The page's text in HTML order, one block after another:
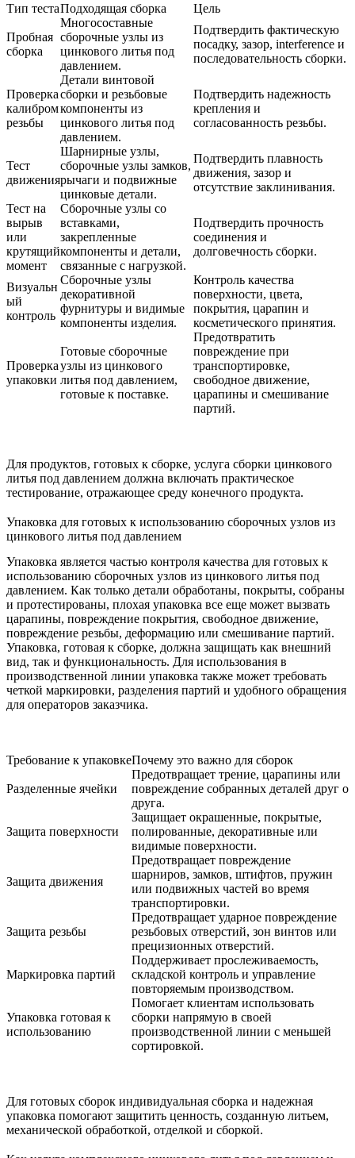
Тип тестаПодходящая сборка Цель
Пробная
сборка
Многосоставные
сборочные узлы из
цинкового литья под
давлением.
Подтвердить фактическую
посадку, зазор, interference и
последовательность сборки.
Проверка
калибром
резьбы
Детали винтовой
сборки и резьбовые
компоненты из
цинкового литья под
давлением.
Подтвердить надежность
крепления и
согласованность резьбы.
Тест
движения
Шарнирные узлы,
сборочные узлы замков,
рычаги и подвижные
цинковые детали.
Подтвердить плавность
движения, зазор и
отсутствие заклинивания.
Тест на
вырыв
или
крутящий
момент
Сборочные узлы со
вставками,
закрепленные
компоненты и детали,
связанные с нагрузкой.
Подтвердить прочность
соединения и
долговечность сборки.
Визуальн
ый
контроль
Сборочные узлы
декоративной
фурнитуры и видимые
компоненты изделия.
Контроль качества
поверхности, цвета,
покрытия, царапин и
косметического принятия.
Проверка
упаковки
Готовые сборочные
узлы из цинкового
литья под давлением,
готовые к поставке.
Предотвратить
повреждение при
транспортировке,
свободное движение,
царапины и смешивание
партий.
Для продуктов, готовых к сборке, услуга сборки цинкового
литья под давлением должна включать практическое
тестирование, отражающее среду конечного продукта.
Упаковка для готовых к использованию сборочных узлов из
цинкового литья под давлением
Упаковка является частью контроля качества для готовых к
использованию сборочных узлов из цинкового литья под
давлением. Как только детали обработаны, покрыты, собраны
и протестированы, плохая упаковка все еще может вызвать
царапины, повреждение покрытия, свободное движение,
повреждение резьбы, деформацию или смешивание партий.
Упаковка, готовая к сборке, должна защищать как внешний
вид, так и функциональность. Для использования в
производственной линии упаковка также может требовать
четкой маркировки, разделения партий и удобного обращения
для операторов заказчика.
Требование к упаковкеПочему это важно для сборок
Разделенные ячейки
Предотвращает трение, царапины или
повреждение собранных деталей друг о
друга.
Защита поверхности
Защищает окрашенные, покрытые,
полированные, декоративные или
видимые поверхности.
Защита движения
Предотвращает повреждение
шарниров, замков, штифтов, пружин
или подвижных частей во время
транспортировки.
Защита резьбы
Предотвращает ударное повреждение
резьбовых отверстий, зон винтов или
прецизионных отверстий.
Маркировка партий
Поддерживает прослеживаемость,
складской контроль и управление
повторяемым производством.
Упаковка готовая к
использованию
Помогает клиентам использовать
сборки напрямую в своей
производственной линии с меньшей
сортировкой.
Для готовых сборок индивидуальная сборка и надежная
упаковка помогают защитить ценность, созданную литьем,
механической обработкой, отделкой и сборкой.